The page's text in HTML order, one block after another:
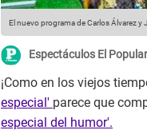
El nuevo programa de Carlos Álvarez y
Espectáculos El Popular
¡Como en los viejos
especial' parece que
especial del humor'.